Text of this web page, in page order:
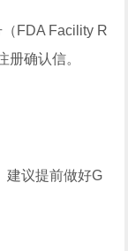
FDA Facility R
册确认信。
建议提前做好G